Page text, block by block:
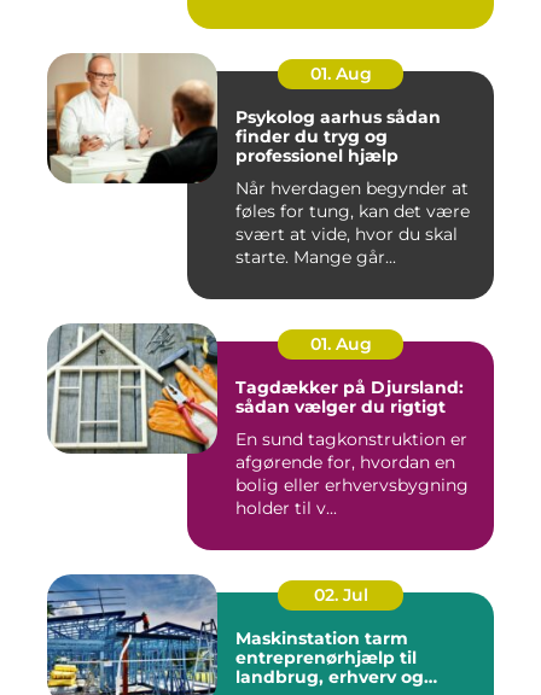
01. Aug
Psykolog aarhus sådan
finder du tryg og
professionel hjælp
Når hverdagen begynder at
føles for tung, kan det være
svært at vide, hvor du skal
starte. Mange går...
01. Aug
Tagdækker på Djursland:
sådan vælger du rigtigt
En sund tagkonstruktion er
afgørende for, hvordan en
bolig eller erhvervsbygning
holder til v...
02. Jul
Maskinstation tarm
entreprenørhjælp til
landbrug, erhverv og